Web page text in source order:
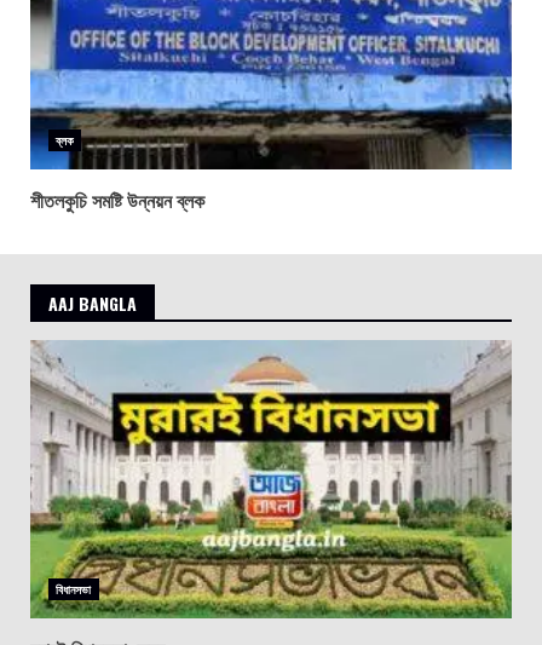
ব্লক
শীতলকুচি সমষ্টি উন্নয়ন ব্লক
AAJ BANGLA
বিধানসভা